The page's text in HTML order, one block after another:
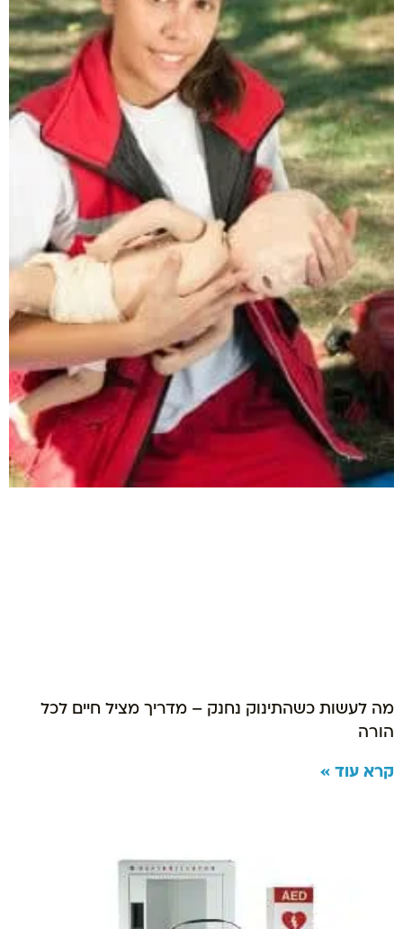
מה לעשות כשהתינוק נחנק – מדריך מציל חיים לכל
הורה
קרא עוד »